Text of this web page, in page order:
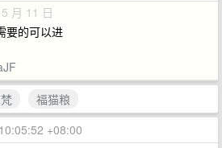
月 11 日
要的可以进
福猫粮
+08:00